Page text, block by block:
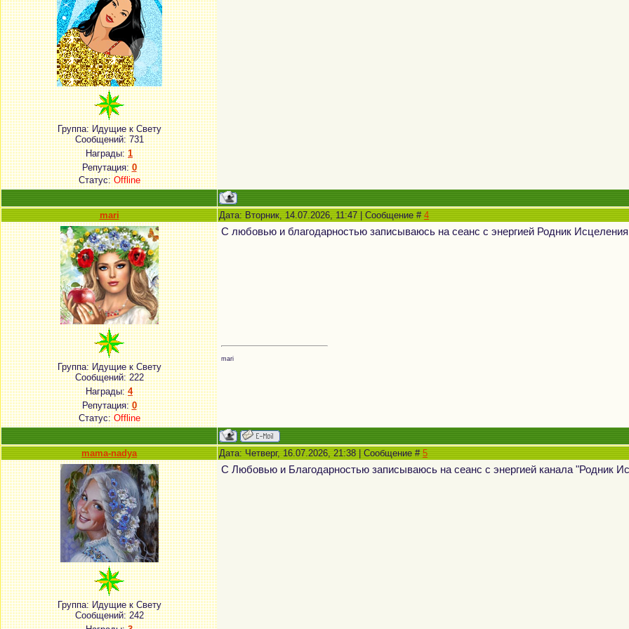
Группа: Идущие к Свету
Сообщений:731
Награды:1
Репутация:0
Статус:Offline
mari Дата: Вторник, 14.07.2026, 11:47 | Сообщение # 4
Группа: Идущие к Свету
Сообщений:222
Награды:4
Репутация:0
Статус:Offline
С любовью и благодарностью записываюсь на сеанс с энергией Родник
mari
mama-nadya Дата: Четверг, 16.07.2026, 21:38 | Сообщение # 5
Группа: Идущие к Свету
Сообщений:242
С Любовью и Благодарностью записываюсь на сеанс с энергией канала "Родник